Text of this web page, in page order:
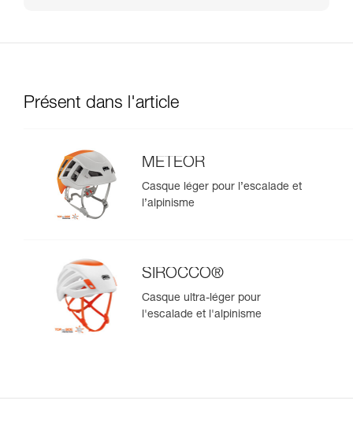
Présent dans l'article
METEOR
Casque léger pour l’escalade et
l’alpinisme
SIROCCO®
Casque ultra-léger pour
l'escalade et l'alpinisme